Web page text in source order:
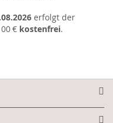
erfolgt der
€ kostenfrei.